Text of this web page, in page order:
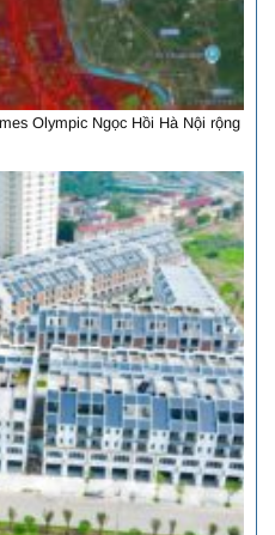
Olympic Ngọc Hồi Hà Nội rộng